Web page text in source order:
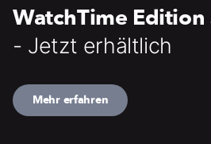
WatchTime
- Jetzt erhältlich
Mehr erfahren